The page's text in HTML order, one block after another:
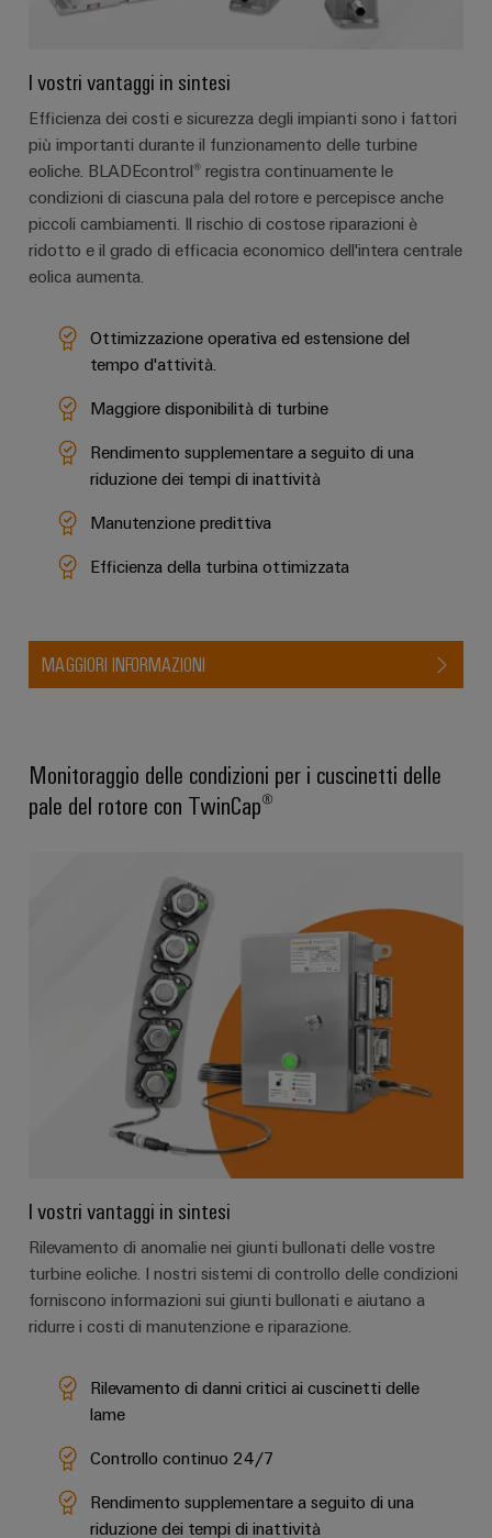
Nuovi
prodotti
Connettività
pratica per la
vostra
industria. Le
nostre
intuitiva,
I vostri vantaggi in sintesi
Efficienza dei costi e sicurezza degli impianti sono i fattori
più importanti durante il funzionamento delle turbine
eoliche. BLADEcontrol® registra continuamente le
condizioni di ciascuna pala del rotore e percepisce anche
piccoli cambiamenti. Il rischio di costose riparazioni è
ridotto e il grado di efficacia economico dell'intera centrale
eolica aumenta.
Ottimizzazione operativa ed estensione del
tempo d'attività.
Maggiore disponibilità di turbine
Rendimento supplementare a seguito di una
riduzione dei tempi di inattività
Manutenzione predittiva
Efficienza della turbina ottimizzata
MAGGIORI INFORMAZIONI
Monitoraggio delle condizioni per i cuscinetti delle
pale del rotore con TwinCap®
I vostri vantaggi in sintesi
Rilevamento di anomalie nei giunti bullonati delle vostre
turbine eoliche. I nostri sistemi di controllo delle condizioni
forniscono informazioni sui giunti bullonati e aiutano a
ridurre i costi di manutenzione e riparazione.
Rilevamento di danni critici ai cuscinetti delle
lame
Controllo continuo 24/7
Rendimento supplementare a seguito di una
riduzione dei tempi di inattività